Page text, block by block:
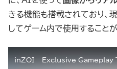
きる機能も搭載されており、
してゲーム内で使用することが
inZOI – Exclusive Gameplay